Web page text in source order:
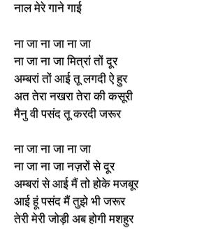
नाल मेरे गाने गाई
ना जा ना जा ना जा
ना जा ना जा मित्रां तों दूर
अम्बरां तों आई तू लगदी ऐ हुर
अत तेरा नखरा तेरा की कसूरी
मैनु वी पसंद तू करदी जरूर
ना जा ना जा ना जा
ना जा ना जा नज़रों से दूर
अम्बरां से आई मैं तो होके मजबूर
आई हूं पसंद मैं तुझे भी जरूर
तेरी मेरी जोड़ी अब होगी मशहुर